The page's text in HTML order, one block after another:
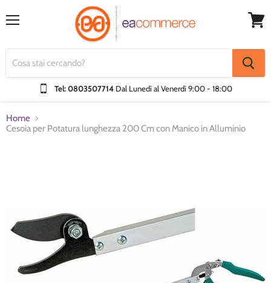
Tel: 0803507714 Dal Lunedì al Venerdì9:00 - 18:00
Home
Cesoia per Potatura lunghezza 200 Cm con Manico in Alluminio